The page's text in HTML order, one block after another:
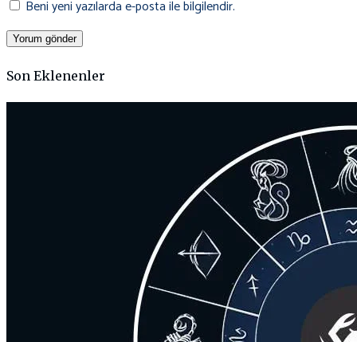
Beni yeni yazılarda e-posta ile bilgilendir.
Son Eklenenler